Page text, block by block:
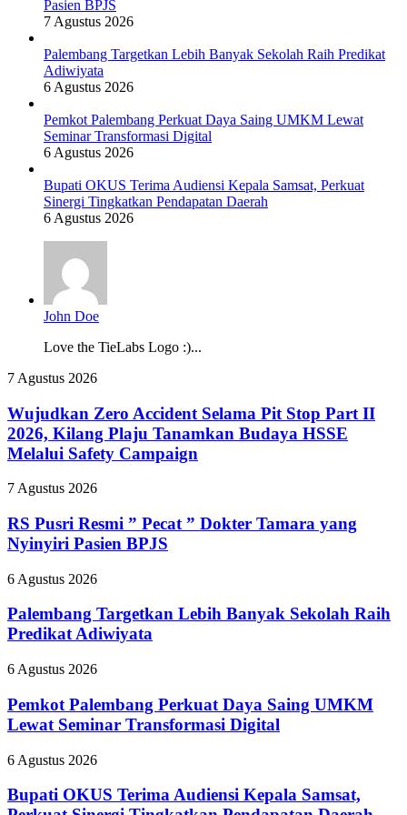
Pasien BPJS
7 Agustus 2026
Palembang Targetkan Lebih Banyak Sekolah Raih Predikat
Adiwiyata
6 Agustus 2026
Pemkot Palembang Perkuat Daya Saing UMKM Lewat
Seminar Transformasi Digital
6 Agustus 2026
Bupati OKUS Terima Audiensi Kepala Samsat, Perkuat
Sinergi Tingkatkan Pendapatan Daerah
6 Agustus 2026
John Doe
Love the TieLabs Logo :)...
Wujudkan
Accident
Selama
Pit
Stop
II
Kilang
Plaju
Tanamkan
Budaya
HSSE
Melalui
Safety
Campaign
7 Agustus 2026
Wujudkan Zero Accident Selama Pit Stop Part II
2026, Kilang Plaju Tanamkan Budaya HSSE
Melalui Safety Campaign
RS
Resmi
”
Pecat
Dokter
yang
Nyinyiri
BPJS
7 Agustus 2026
RS Pusri Resmi ” Pecat ” Dokter Tamara yang
Nyinyiri Pasien BPJS
Palembang
Lebih
Banyak
Sekolah
Predikat
6 Agustus 2026
Palembang Targetkan Lebih Banyak Sekolah Raih
Predikat Adiwiyata
Pemkot
Perkuat
Daya
Saing
Lewat
Transformasi
6 Agustus 2026
Pemkot Palembang Perkuat Daya Saing UMKM
Lewat Seminar Transformasi Digital
Bupati
Terima
Audiensi
6 Agustus 2026
Bupati OKUS Terima Audiensi Kepala Samsat,